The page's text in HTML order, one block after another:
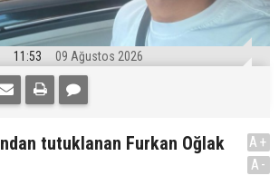
11:53 09 Ağustos 2026
tutuklanan Furkan Oğlak
A+
A-